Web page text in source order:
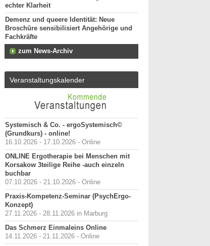
echter Klarheit
Demenz und queere Identität: Neue
Broschüre sensibilisiert Angehörige und
Fachkräfte
zum News-Archiv
Veranstaltungskalender
Systemisch & Co. - ergoSystemisch©
(Grundkurs) - online!
16.10.2026 - 17.10.2026 - Online
ONLINE Ergotherapie bei Menschen mit
Korsakow 3teilige Reihe -auch einzeln
buchbar
07.10.2026 - 21.10.2026 - Online
Praxis-Kompetenz-Seminar (PsychErgo-
Konzept)
27.11.2026 - 28.11.2026 in Marburg
Das Schmerz Einmaleins Online
14.11.2026 - 21.11.2026 - Online